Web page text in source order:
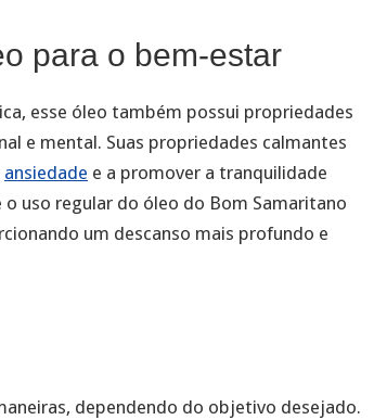
para o bem-estar
esse óleo também possui propriedades
e mental. Suas propriedades calmantes
ansiedade e a promover a tranquilidade
uso regular do óleo do Bom Samaritano
um descanso mais profundo e
dependendo do objetivo desejado.